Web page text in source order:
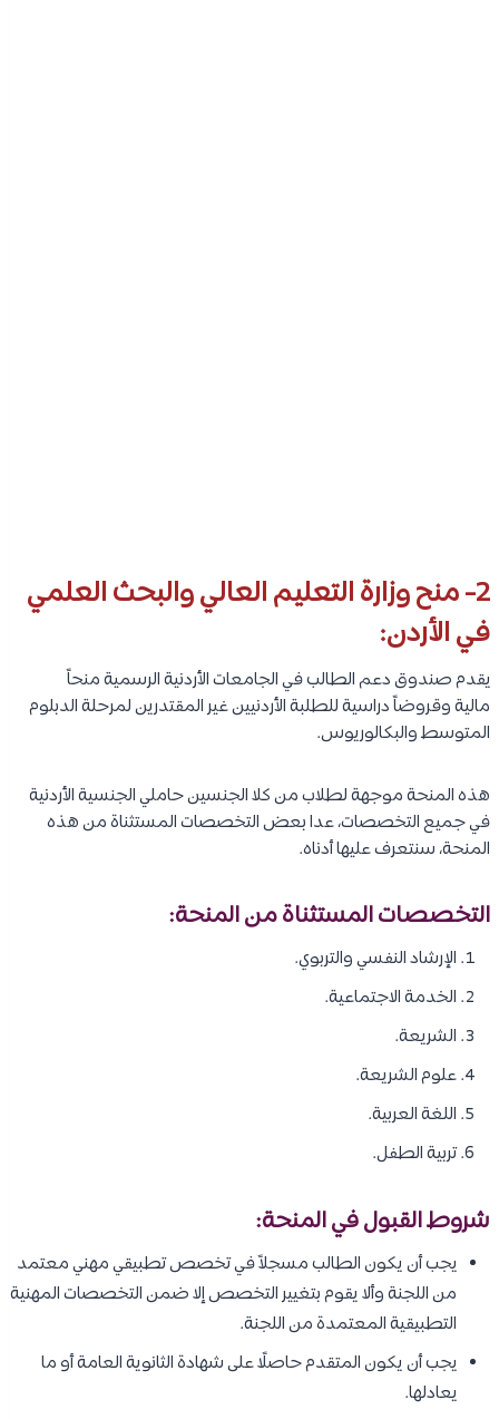
2- منح وزارة التعليم العالي والبحث العلمي
في الأردن:
يقدم صندوق دعم الطالب في الجامعات الأردنية الرسمية منحاً
مالية وقروضاً دراسية للطلبة الأردنيين غير المقتدرين لمرحلة الدبلوم
المتوسط والبكالوريوس.
هذه المنحة موجهة لطلاب من كلا الجنسين حاملي الجنسية الأردنية
في جميع التخصصات، عدا بعض التخصصات المستثناة من هذه
المنحة، سنتعرف عليها أدناه.
التخصصات المستثناة من المنحة:
الإرشاد النفسي والتربوي.
الخدمة الاجتماعية.
الشريعة.
علوم الشريعة.
اللغة العربية.
تربية الطفل.
شروط القبول في المنحة:
يجب أن يكون الطالب مسجلاً في تخصص تطبيقي مهني معتمد
من اللجنة وألا يقوم بتغيير التخصص إلا ضمن التخصصات المهنية
التطبيقية المعتمدة من اللجنة.
يجب أن يكون المتقدم حاصلًا على شهادة الثانوية العامة أو ما
يعادلها.